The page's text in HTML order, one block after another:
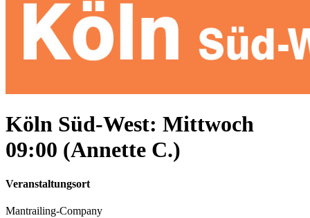
Köln Süd-West: Mittwoch
09:00 (Annette C.)
Veranstaltungsort
Mantrailing-Company